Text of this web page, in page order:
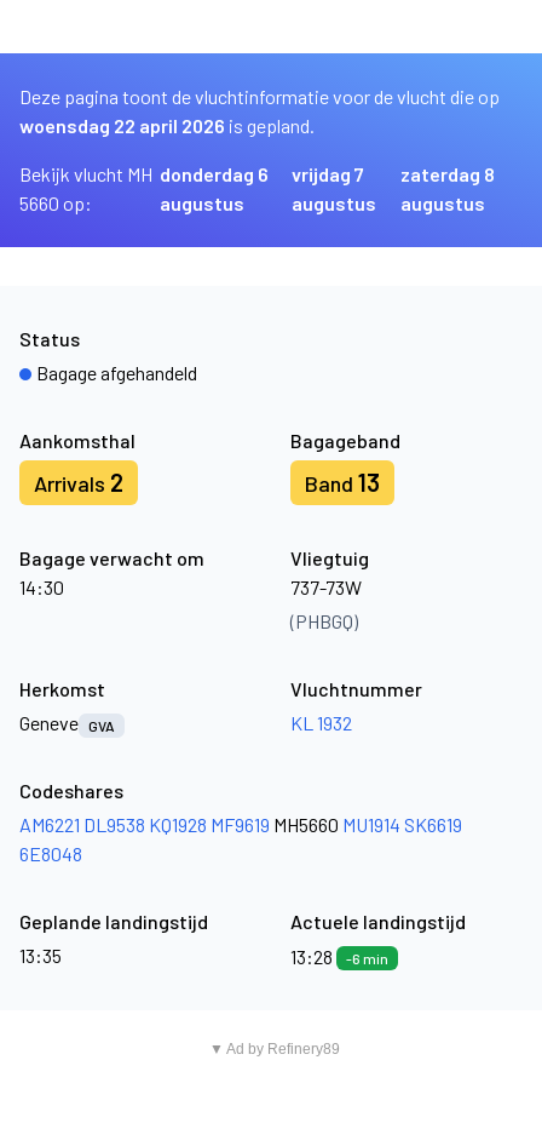
Deze pagina toont de vluchtinformatie voor de vlucht die op
woensdag 22 april 2026 is gepland.
Bekijk vlucht MH
5660 op:
donderdag 6
augustus
vrijdag 7
augustus
zaterdag 8
augustus
Aankomsthal
Arrivals 2
Bagageband
Band 13
Bagage verwacht om
14:30
Vliegtuig
737-73W
(PHBGQ)
Status
Bagage afgehandeld
Herkomst
Geneve GVA
Vluchtnummer
KL 1932
Codeshares
AM6221 DL9538 KQ1928 MF9619 MH5660 MU1914 SK6619
6E8048
Geplande landingstijd
13:35
Actuele landingstijd
13:28
-6 min
▼ Ad by Refinery89